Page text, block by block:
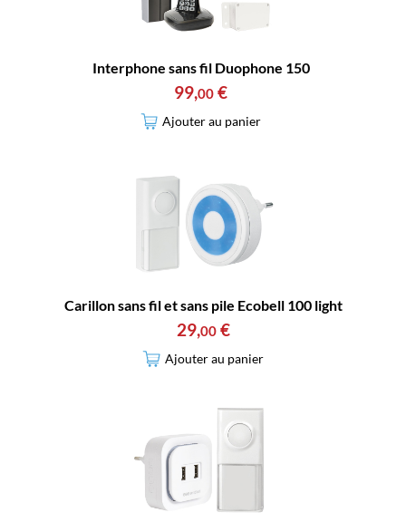
Interphone sans fil Duophone 150
99,00 €
Ajouter au panier
Carillon sans fil et sans pile Ecobell 100 light
29,00 €
Ajouter au panier